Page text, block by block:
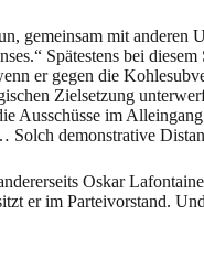
gemeinsam mit
Spätestens bei
er gegen die
Zielsetzung
Ausschüsse im
Solch demonstrative
Oskar
er im Parteivorstand.